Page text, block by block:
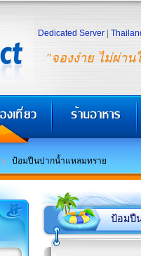
"จองง่าย ไม่ผ่าน
Dedicated Server
ป้อมปืนปากน้ำแหลมทราย
ป้อมปื